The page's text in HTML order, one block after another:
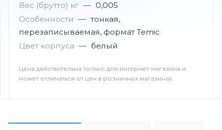
Вес (брутто) кг — 0,005
Особенности — тонкая,
перезаписываемая, формат Temic
Цвет корпуса — белый
Цена действительна только для интернет-магазина и
может отличаться от цен в розничных магазинах .